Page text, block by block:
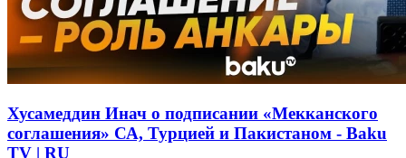
Хусамеддин Инач о подписании «Мекканского
соглашения» СА, Турцией и Пакистаном - Baku
TV | RU